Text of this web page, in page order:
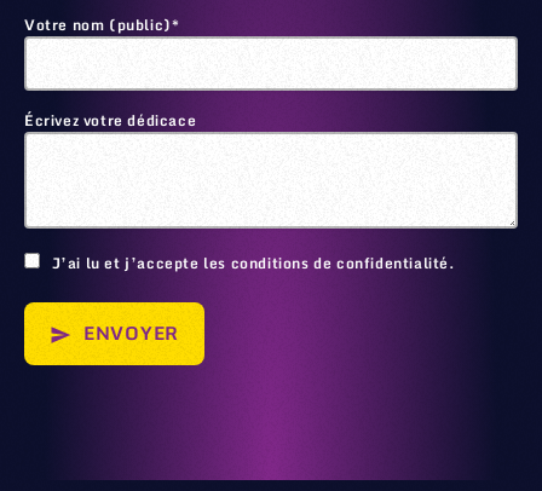
Votre nom (public)*
Écrivez votre dédicace
J’ai lu et j’accepte les conditions de confidentialité.
send ENVOYER